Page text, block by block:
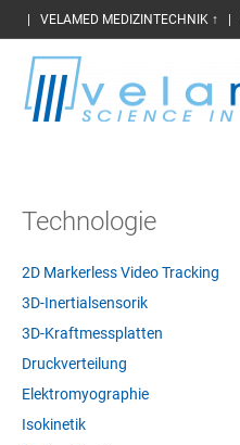
VELAMED MEDIZINTECHNIK ↑
Technologie
2D Markerless Video Tracking
3D-Inertialsensorik
3D-Kraftmessplatten
Druckverteilung
Elektromyographie
Isokinetik